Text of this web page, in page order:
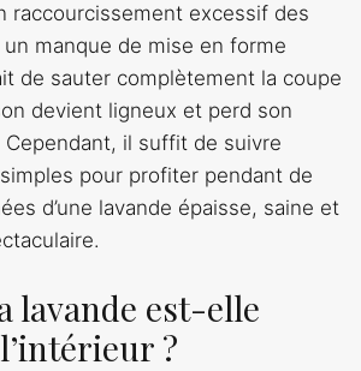
raccourcissement excessif des
manque de mise en forme
de sauter complètement la coupe
devient ligneux et perd son
il suffit de suivre
pour profiter pendant de
d’une lavande épaisse, saine et
lavande est-elle
?